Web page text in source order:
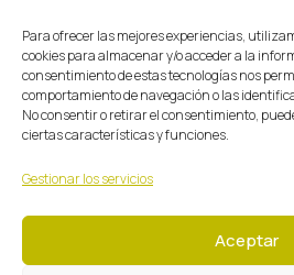
Para ofrecer las mejores experiencias,
cookies para almacenar y/o acceder a la
consentimiento de estas tecnologías nos
comportamiento de navegación o las
No consentir o retirar el consentimiento,
ciertas características y funciones.
Gestionar los servicios
Aceptar
Sociales